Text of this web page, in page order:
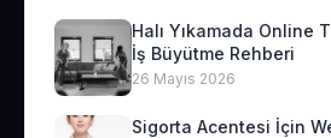
Halı Yıkamada Online
İş Büyütme Rehberi
26 Mayıs 2026
Sigorta Acentesi İçin